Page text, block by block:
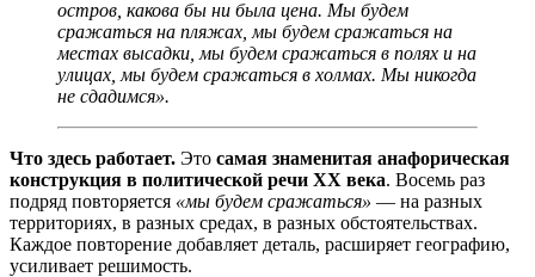
остров, какова бы ни была цена. Мы будем
сражаться на пляжах, мы будем сражаться на
местах высадки, мы будем сражаться в полях и на
улицах, мы будем сражаться в холмах. Мы никогда
не сдадимся».
Что здесь работает. Это самая знаменитая анафорическая
конструкция в политической речи XX века. Восемь раз
подряд повторяется «мы будем сражаться» — на разных
территориях, в разных средах, в разных обстоятельствах.
Каждое повторение добавляет деталь, расширяет географию,
усиливает решимость.